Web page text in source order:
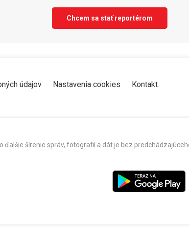
Chcem sa stať reportérom
údajov Nastavenia cookies Kontakt
ďalšie šírenie správ, fotografií a dát je bez